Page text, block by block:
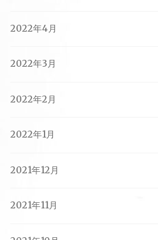
2022年4月
2022年3月
2022年2月
2022年1月
2021年12月
2021年11月